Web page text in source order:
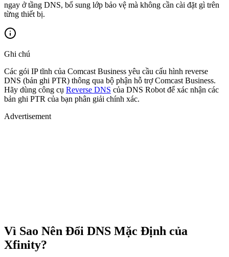
ngay ở tầng DNS, bổ sung lớp bảo vệ mà không cần cài đặt gì trên
từng thiết bị.
Ghi chú
Các gói IP tĩnh của Comcast Business yêu cầu cấu hình reverse
DNS (bản ghi PTR) thông qua bộ phận hỗ trợ Comcast Business.
Hãy dùng công cụ Reverse DNS của DNS Robot để xác nhận các
bản ghi PTR của bạn phân giải chính xác.
Advertisement
Vì Sao Nên Đổi DNS Mặc Định của
Xfinity?